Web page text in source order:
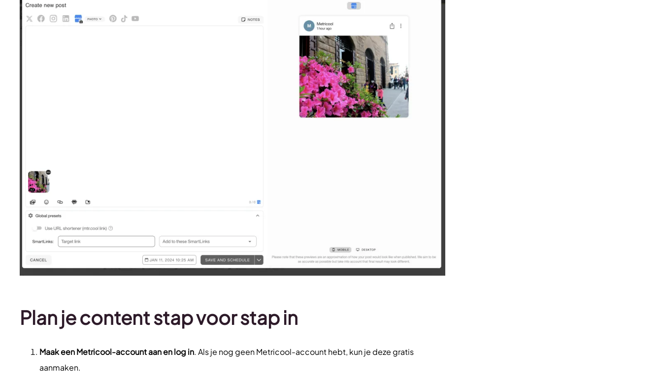
Plan je content stap voor stap in
Maak een Metricool-account aan en log in. Als je nog geen Metricool-account hebt, kun je deze gratis
aanmaken.